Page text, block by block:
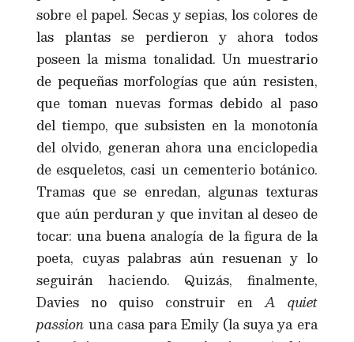
sobre el papel. Secas y sepias, los colores de
las plantas se perdieron y ahora todos
poseen la misma tonalidad. Un muestrario
de pequeñas morfologías que aún resisten,
que toman nuevas formas debido al paso
del tiempo, que subsisten en la monotonía
del olvido, generan ahora una enciclopedia
de esqueletos, casi un cementerio botánico.
Tramas que se enredan, algunas texturas
que aún perduran y que invitan al deseo de
tocar: una buena analogía de la figura de la
poeta, cuyas palabras aún resuenan y lo
seguirán haciendo. Quizás, finalmente,
Davies no quiso construir enA quiet
passion una casa para Emily (la suya ya era